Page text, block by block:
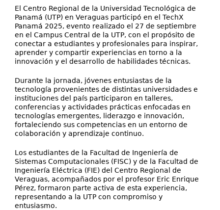
El Centro Regional de la Universidad Tecnológica de
Panamá (UTP) en Veraguas participó en el TechX
Panamá 2025, evento realizado el 27 de septiembre
en el Campus Central de la UTP, con el propósito de
conectar a estudiantes y profesionales para inspirar,
aprender y compartir experiencias en torno a la
innovación y el desarrollo de habilidades técnicas.
Durante la jornada, jóvenes entusiastas de la
tecnología provenientes de distintas universidades e
instituciones del país participaron en talleres,
conferencias y actividades prácticas enfocadas en
tecnologías emergentes, liderazgo e innovación,
fortaleciendo sus competencias en un entorno de
colaboración y aprendizaje continuo.
Los estudiantes de la Facultad de Ingeniería de
Sistemas Computacionales (FISC) y de la Facultad de
Ingeniería Eléctrica (FIE) del Centro Regional de
Veraguas, acompañados por el profesor Eric Enrique
Pérez, formaron parte activa de esta experiencia,
representando a la UTP con compromiso y
entusiasmo.